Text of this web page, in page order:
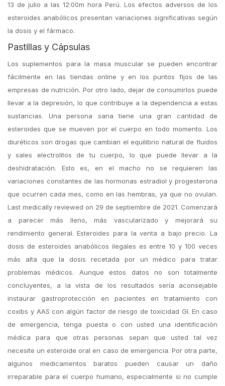
13 de julio a las 12:00m hora Perú. Los efectos adversos de los
esteroides anabólicos presentan variaciones significativas según
la dosis y el fármaco.
Pastillas y Cápsulas
Los suplementos para la masa muscular se pueden encontrar
fácilmente en las tiendas online y en los puntos fijos de las
empresas de nutrición. Por otro lado, dejar de consumirlos puede
llevar a la depresión, lo que contribuye a la dependencia a estas
sustancias. Una persona sana tiene una gran cantidad de
esteroides que se mueven por el cuerpo en todo momento. Los
diuréticos son drogas que cambian el equilibrio natural de fluidos
y sales electrolitos de tu cuerpo, lo que puede llevar a la
deshidratación. Esto es, en el macho no se requieren las
variaciones constantes de las hormonas estradiol y progesterona
que ocurren cada mes, como en las hembras, ya que no ovulan.
Last medically reviewed on 29 de septiembre de 2021. Comenzará
a parecer más lleno, más vascularizado y mejorará su
rendimiento general. Esteroides para la venta a bajo precio. La
dosis de esteroides anabólicos ilegales es entre 10 y 100 veces
más alta que la dosis recetada por un médico para tratar
problemas médicos. Aunque estos datos no son totalmente
concluyentes, a la vista de los resultados sería aconsejable
instaurar gastroprotección en pacientes en tratamiento con
coxibs y AAS con algún factor de riesgo de toxicidad GI. En caso
de emergencia, tenga puesta o con usted una identificación
médica para que otras personas sepan que usted tal vez
necesite un esteroide oral en caso de emergencia. Por otra parte,
algunos medicamentos baratos pueden causar un daño
irreparable para el cuerpo humano, especialmente si no cumple